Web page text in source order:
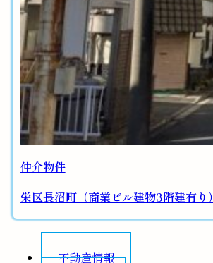
仲介物件
栄区長沼町（商業ビル建物3階建有り）
不動産情報